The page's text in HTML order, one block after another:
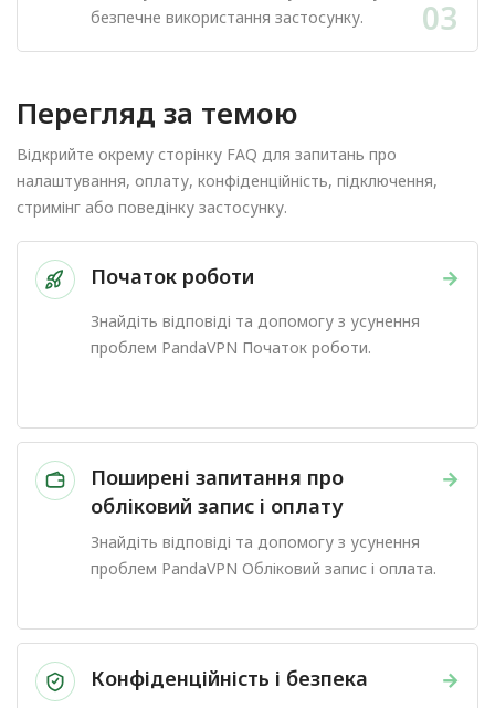
безпечне використання застосунку.
03
Перегляд за темою
Відкрийте окрему сторінку FAQ для запитань про
налаштування, оплату, конфіденційність, підключення,
стримінг або поведінку застосунку.
→
Початок роботи
Знайдіть відповіді та допомогу з усунення
проблем PandaVPN Початок роботи.
→
Поширені запитання про
обліковий запис і оплату
Знайдіть відповіді та допомогу з усунення
проблем PandaVPN Обліковий запис і оплата.
→
Конфіденційність і безпека